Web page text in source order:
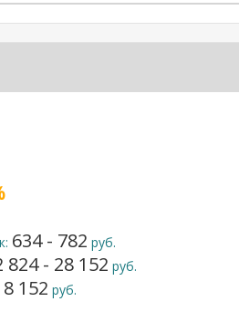
634 - 782 руб.
824 - 28 152 руб.
152 руб.